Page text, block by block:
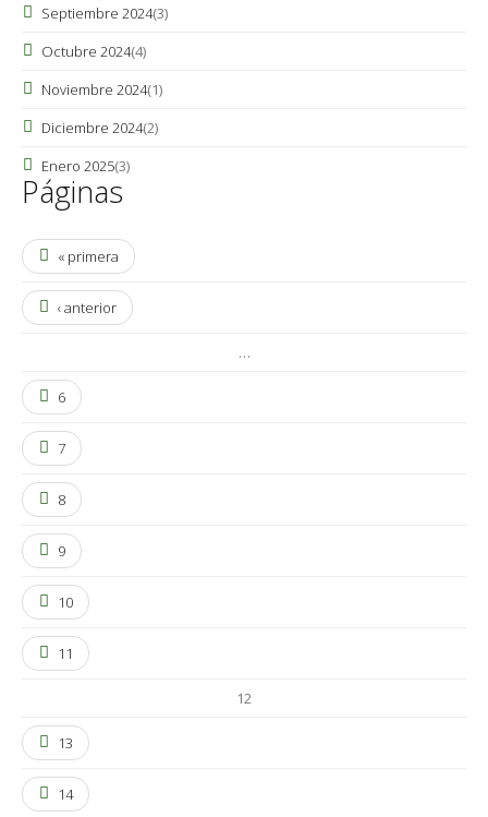
Septiembre 2024(3)
Octubre 2024(4)
Noviembre 2024(1)
Diciembre 2024(2)
Enero 2025(3)
Páginas
« primera
‹ anterior
…
6
7
8
9
10
11
12
13
14